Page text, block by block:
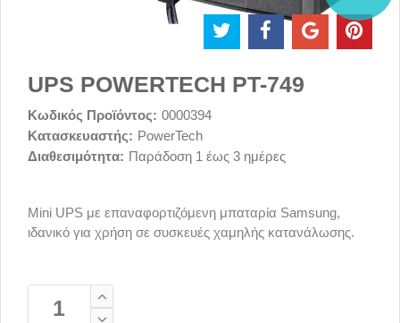
UPS POWERTECH PT-749
Κωδικός Προϊόντος: 0000394
Κατασκευαστής: PowerTech
Διαθεσιμότητα: Παράδοση 1 έως 3 ημέρες
Mini UPS με επαναφορτιζόμενη μπαταρία Samsung,
ιδανικό για χρήση σε συσκευές χαμηλής κατανάλωσης.